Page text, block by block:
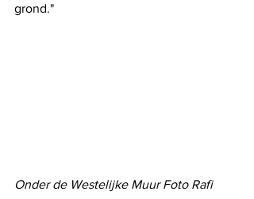
grond."
Onder de Westelijke Muur Foto Rafi